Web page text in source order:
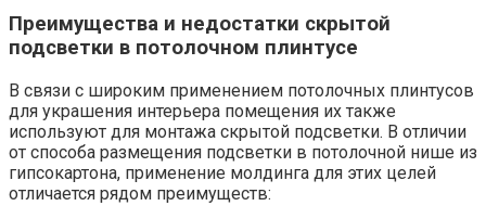
Преимущества и недостатки скрытой
подсветки в потолочном плинтусе
В связи с широким применением потолочных плинтусов
для украшения интерьера помещения их также
используют для монтажа скрытой подсветки. В отличии
от способа размещения подсветки в потолочной нише из
гипсокартона, применение молдинга для этих целей
отличается рядом преимуществ: